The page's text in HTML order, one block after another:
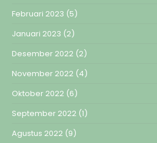
Februari 2023 (5)
Januari 2023 (2)
Desember 2022 (2)
November 2022 (4)
Oktober 2022 (6)
September 2022 (1)
Agustus 2022 (9)